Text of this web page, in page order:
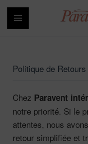
Aller
contenu
Politique de
Chez Paravent
notre priorité. Si le
attentes, nous
retour simplifiée et